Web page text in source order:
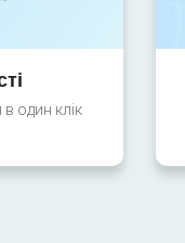
в один клік